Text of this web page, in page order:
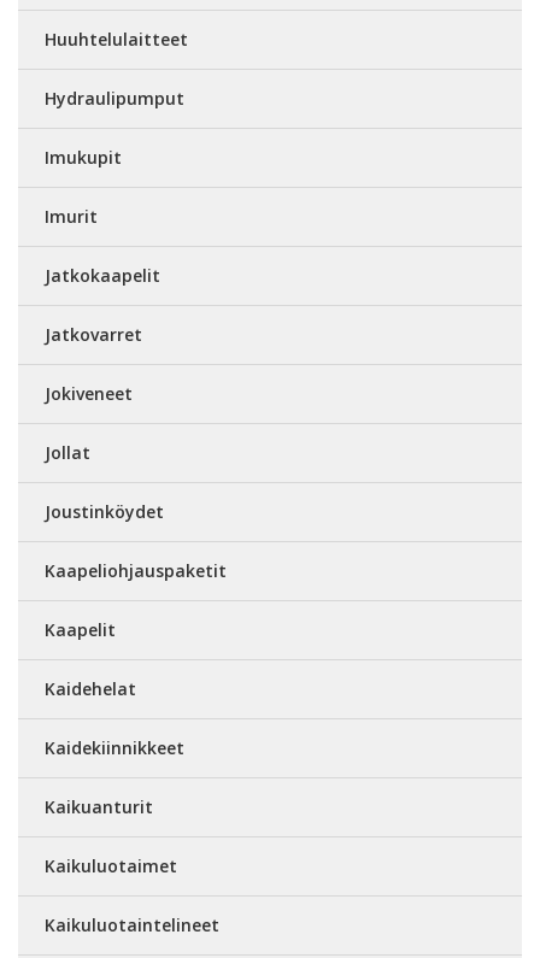
Huuhtelulaitteet
Hydraulipumput
Imukupit
Imurit
Jatkokaapelit
Jatkovarret
Jokiveneet
Jollat
Joustinköydet
Kaapeliohjauspaketit
Kaapelit
Kaidehelat
Kaidekiinnikkeet
Kaikuanturit
Kaikuluotaimet
Kaikuluotaintelineet